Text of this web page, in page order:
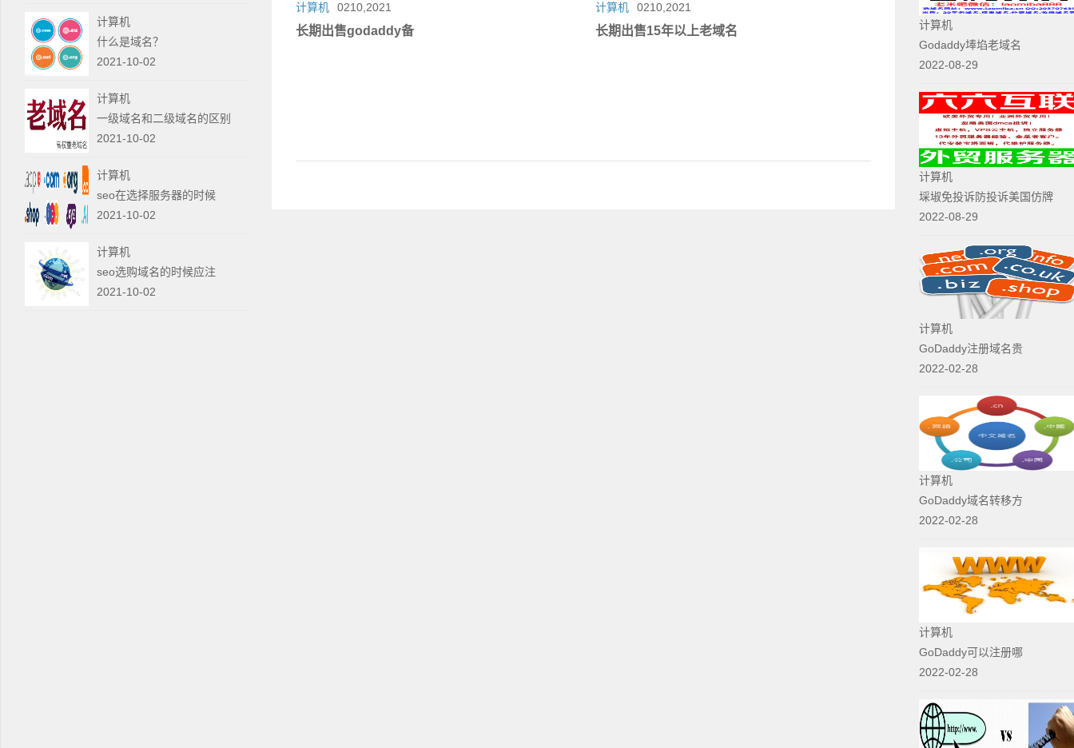
计算机
什么是域名？
2021-10-02
计算机
一级域名和二级域名的区别
2021-10-02
计算机
seo在选择服务器的时候
2021-10-02
计算机
seo选购域名的时候应注
2021-10-02
计算机
Godaddy埲埳老域名
2022-08-29
计算机
埰埱免投诉防投诉美国仿牌
2022-08-29
计算机
GoDaddy注册域名贵
2022-02-28
计算机
GoDaddy域名转移方
2022-02-28
计算机
GoDaddy可以注册哪
2022-02-28
计算机 0210,2021
长期出售godaddy备
计算机 0210,2021
长期出售15年以上老域名